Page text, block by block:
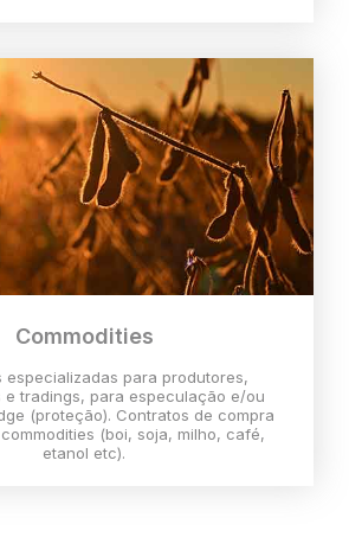
Commodities
especializadas para produtores,
e tradings, para especulação e/ou
(proteção). Contratos de compra
(boi, soja, milho, café,
etanol etc).